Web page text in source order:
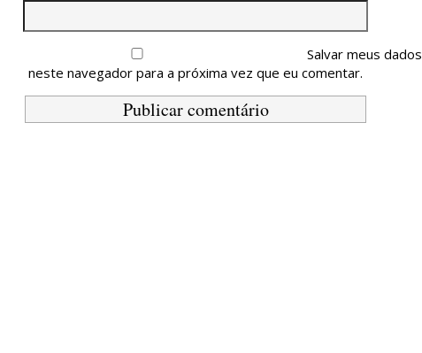
Salvar meus dados
neste navegador para a próxima vez que eu comentar.